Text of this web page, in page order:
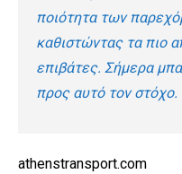
ποιότητα των
καθιστώντας τα πιο
επιβάτες. Σήμερα
προς αυτό τον στόχο.
athenstransport.com